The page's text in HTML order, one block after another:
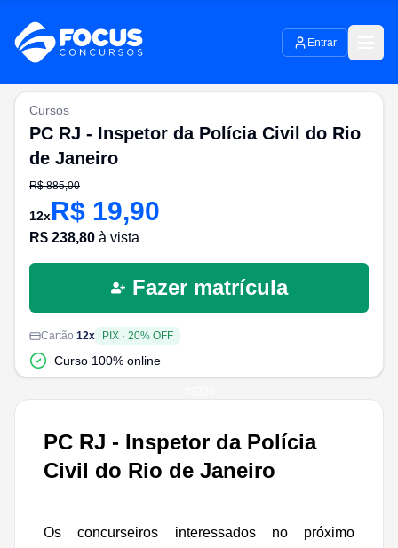
Entrar
PC RJ - Inspetor da Polícia
Civil do Rio de Janeiro
Os concurseiros interessados no próximo
Cursos
PC RJ - Inspetor da Polícia Civil do Rio
de Janeiro
R$885,00
12xR$ 19,90
R$ 238,80 à vista
Fazer matrícula
Cartão 12x PIX · 20% OFF
Curso 100% online